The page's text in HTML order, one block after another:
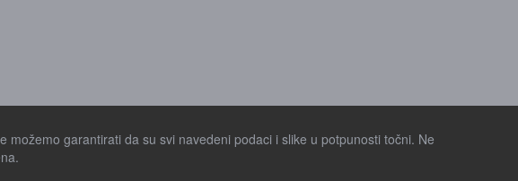
garantirati da su svi navedeni podaci i slike u potpunosti točni. Ne